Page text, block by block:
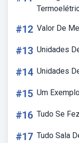
#12 Valor De
#13 Unidades
#14 Unidades
#15 Um
#16 Tudo Se
#17 Tudo Sala